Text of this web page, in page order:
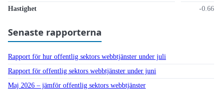
Hastighet
-0.66
Senaste rapporterna
Rapport för hur offentlig sektors webbtjänster under juli
Rapport för offentlig sektors webbtjänster under juni
Maj 2026 – jämför offentlig sektors webbtjänster